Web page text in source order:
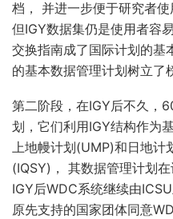
档， 并进一步便于研究者
但IGY数据集仍是使用者容
交换指南成了国际计划的基
的基本数据管理计划树立了
第二阶段，在IGY后不久，
划，它们利用IGY结构作为
上地幔计划(UMP)和日地计
(IQSY)， 其数据管理计划
IGY后WDC系统继续由
原先支持的国家团体同意